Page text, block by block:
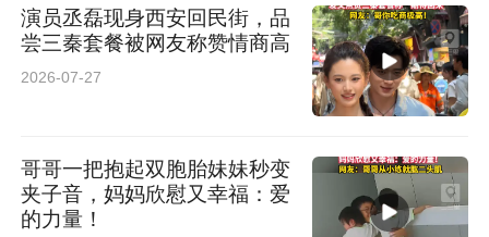
演员丞磊现身西安回民街，品
尝三秦套餐被网友称赞情商高
2026-07-27
哥哥一把抱起双胞胎妹妹秒变
夹子音，妈妈欣慰又幸福：爱
的力量！